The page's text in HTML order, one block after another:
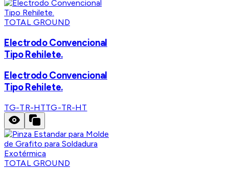
TOTAL GROUND
Electrodo Convencional
Tipo Rehilete.
Electrodo Convencional
Tipo Rehilete.
TG-TR-HTTG-TR-HT
TOTAL GROUND